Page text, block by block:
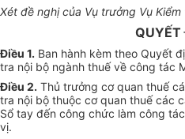
Xét đề nghị của Vụ trưởng Vụ
QUYẾT
Điều 1. Ban hành kèm theo Quyết
tra nội bộ ngành thuế về công tác
Điều 2. Thủ trưởng cơ quan thuế
tra nội bộ thuộc cơ quan thuế các
Sổ tay đến công chức làm công
vị.